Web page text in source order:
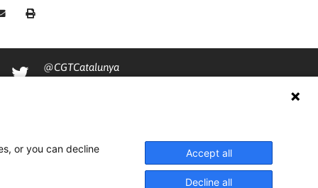
@CGTCatalunya
cgtcatalunya
or you can decline Accept all
Decline all